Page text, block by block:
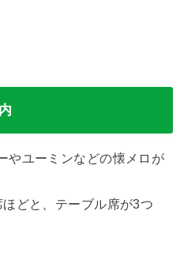
やユーミンなどの懐メロが
どと、テーブル席が3つ